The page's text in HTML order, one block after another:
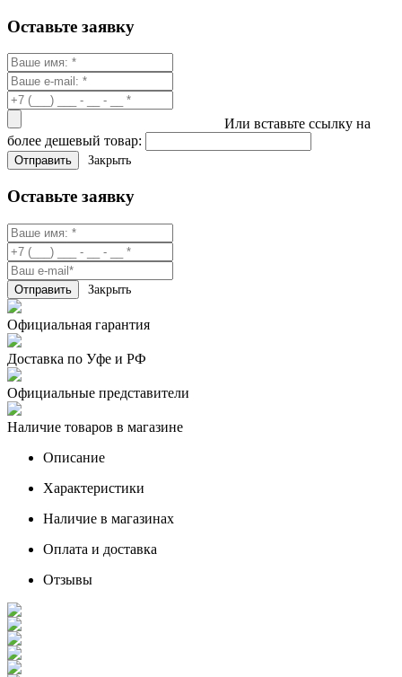
Оставьте заявку
Или вставьте ссылку на
более дешевый товар:
Закрыть
Оставьте заявку
Закрыть
Официальная гарантия
Доставка по Уфе и РФ
Официальные представители
Наличие товаров в магазине
Описание
Характеристики
Наличие в магазинах
Оплата и доставка
Отзывы